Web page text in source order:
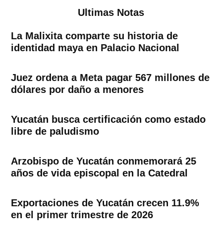
Ultimas Notas
La Malixita comparte su historia de
identidad maya en Palacio Nacional
Juez ordena a Meta pagar 567 millones de
dólares por daño a menores
Yucatán busca certificación como estado
libre de paludismo
Arzobispo de Yucatán conmemorará 25
años de vida episcopal en la Catedral
Exportaciones de Yucatán crecen 11.9%
en el primer trimestre de 2026